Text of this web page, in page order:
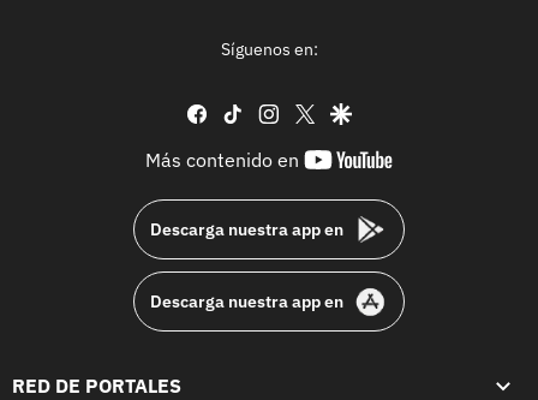
Síguenos en:
facebook
tiktok instagram
twittergoogle
Más contenido en
youtube-
Descarga nuestra app en
Descarga nuestra app en
RED DE PORTALES